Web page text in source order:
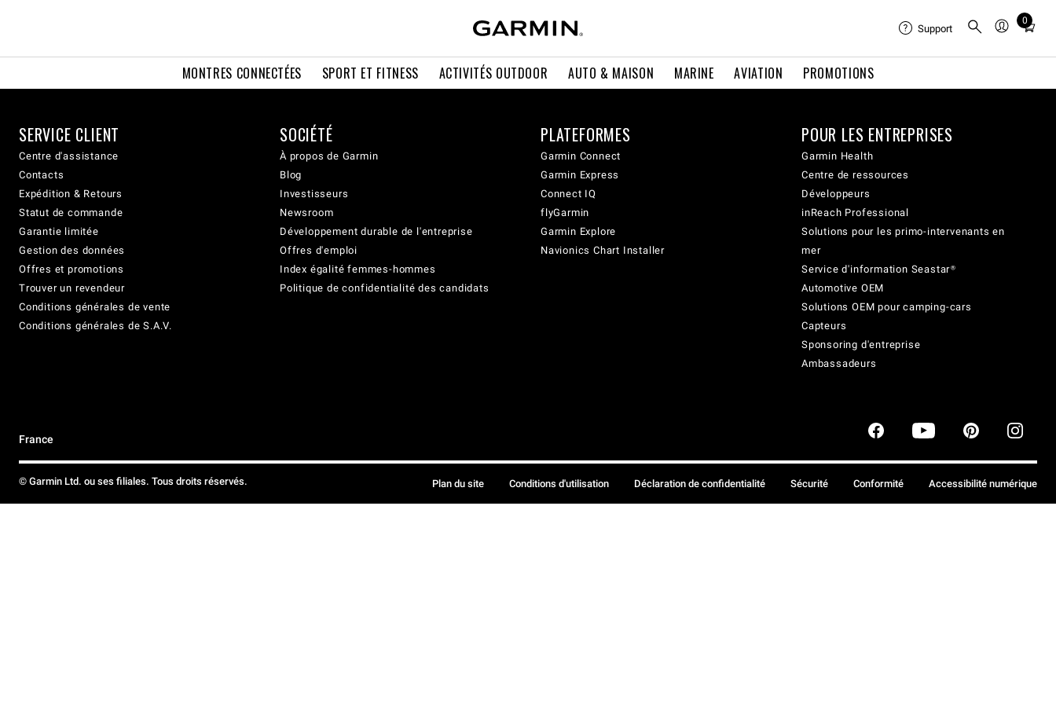
MONTRES CONNECTÉES SPORT ET FITNESS ACTIVITÉS OUTDOOR AUTO & MAISON MARINE AVIATION PROMOTIONS
Support
0
Total
cart:
SERVICE CLIENT
Centre d'assistance
Contacts
Expédition & Retours
Statut de commande
Garantie limitée
Gestion des données
Offres et promotions
Trouver un revendeur
Conditions générales de vente
Conditions générales de S.A.V.
SOCIÉTÉ
À propos de Garmin
Blog
Investisseurs
Newsroom
Développement durable de l'entreprise
Offres d'emploi
Index égalité femmes-hommes
Politique de confidentialité des candidats
PLATEFORMES
Garmin Connect
Garmin Express
Connect IQ
flyGarmin
Garmin Explore
Navionics Chart Installer
POUR LES ENTREPRISES
Garmin Health
Centre de ressources
Développeurs
inReach Professional
Solutions pour les primo-intervenants en
mer
Service d'information Seastar®
Automotive OEM
Solutions OEM pour camping-cars
Capteurs
Sponsoring d'entreprise
Ambassadeurs
France
© Garmin Ltd. ou ses filiales. Tous droits réservés. Plan du site Conditions d'utilisation Déclaration de confidentialité Sécurité Conformité Accessibilité numérique